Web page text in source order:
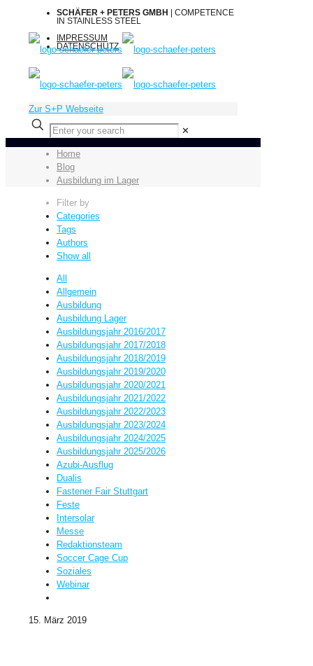
SCHÄFER + PETERS GMBH
| COMPETENCE
IN STAINLESS STEEL
IMPRESSUM
DATENSCHUTZ
Zur S+P Webseite
✕
Home
Blog
Ausbildung im Lager
Filter by
Categories
Tags
Authors
Show all
All
Allgemein
Ausbildung
Ausbildung Lager
Ausbildungsjahr 2016/2017
Ausbildungsjahr 2017/2018
Ausbildungsjahr 2018/2019
Ausbildungsjahr 2019/2020
Ausbildungsjahr 2020/2021
Ausbildungsjahr 2021/2022
Ausbildungsjahr 2022/2023
Ausbildungsjahr 2023/2024
Ausbildungsjahr 2024/2025
Ausbildungsjahr 2025/2026
Azubi-Ausflug
Dualis
Fastener Fair Stuttgart
Feste
Intersolar
Messe
Redaktionsteam
Soccer Cage Cup
Soziales
Webinar
15. März 2019